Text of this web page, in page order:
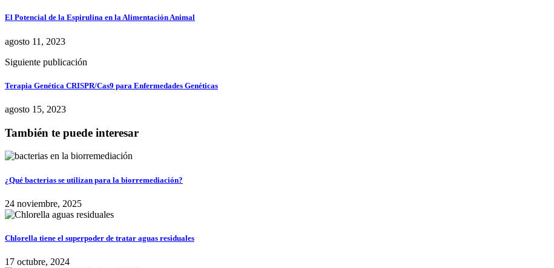
El Potencial de la Espirulina en la Alimentación Animal
agosto 11, 2023
Siguiente publicación
Terapia Genética CRISPR/Cas9 para Enfermedades Genéticas
agosto 15, 2023
También te puede interesar
¿Qué bacterias se utilizan para la biorremediación?
24 noviembre, 2025
Chlorella tiene el superpoder de tratar aguas residuales
17 octubre, 2024